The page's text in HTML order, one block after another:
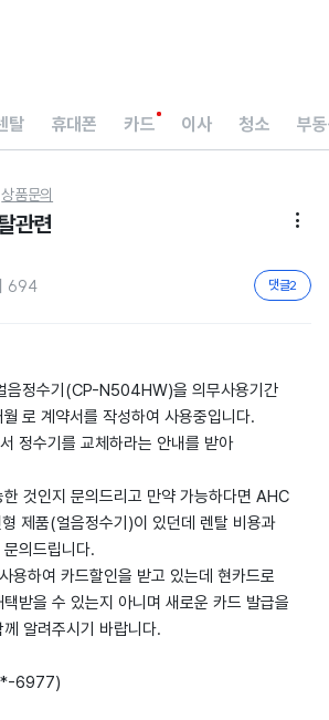
탈 휴대폰 카드 이사 청소 부
상품문의
관련 
694 댓글2
정수기(CP-N504HW)을 의무사용기간
로 계약서를 작성하여 사용중입니다.
정수기를 교체하라는 안내를 받아
것인지 문의드리고 만약 가능하다면 AHC
제품(얼음정수기)이 있던데 렌탈 비용과
의드립니다.
용하여 카드할인을 받고 있는데 현카드로
받을 수 있는지 아니며 새로운 카드 발급을
알려주시기 바랍니다.
6977)